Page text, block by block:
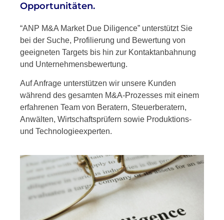
Opportunitäten.
“ANP M&A Market Due Diligence” unterstützt Sie
bei der Suche, Profilierung und Bewertung von
geeigneten Targets bis hin zur Kontaktanbahnung
und Unternehmensbewertung.
Auf Anfrage unterstützen wir unsere Kunden
während des gesamten M&A-Prozesses mit einem
erfahrenen Team von Beratern, Steuerberatern,
Anwälten, Wirtschaftsprüfern sowie Produktions-
und Technologieexperten.